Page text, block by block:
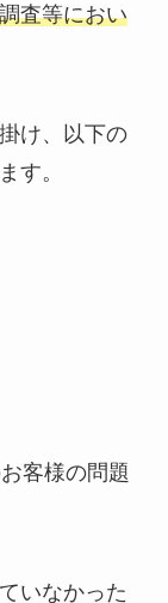
査等におい
け、以下の
す。
客様の問題
いなかった